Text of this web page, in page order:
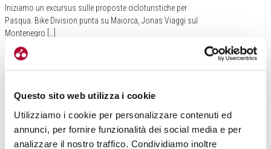
Questo sito web utilizza i cookie
Utilizziamo i cookie per personalizzare contenuti ed
annunci, per fornire funzionalità dei social media e per
analizzare il nostro traffico. Condividiamo inoltre
Iniziamo un excursus sulle proposte cicloturistiche per
Pasqua. Bike Division punta su Maiorca, Jonas Viaggi sul
Montenegro […]
#PASQUA